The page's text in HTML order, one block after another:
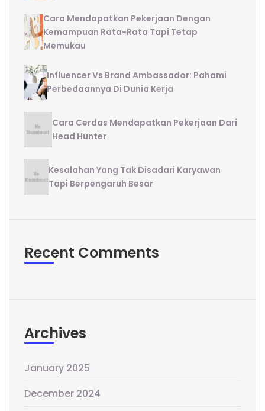
Cara Mendapatkan Pekerjaan Dengan
Kemampuan Rata-Rata Tapi Tetap
Memukau
Influencer Vs Brand Ambassador: Pahami
Perbedaannya Di Dunia Kerja
Cara Cerdas Mendapatkan Pekerjaan Dari
Head Hunter
Kesalahan Yang Tak Disadari Karyawan
Tapi Berpengaruh Besar
Recent Comments
Archives
January 2025
December 2024